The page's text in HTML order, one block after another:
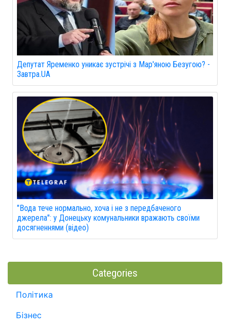
Депутат Яременко уникає зустрічі з Мар'яною Безугою? -
Завтра.UA
"Вода тече нормально, хоча і не з передбаченого
джерела": у Донецьку комунальники вражають своїми
досягненнями (відео)
Categories
Політика
Бізнес